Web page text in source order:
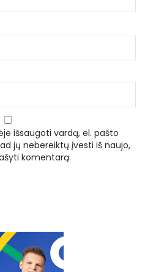
išsaugoti vardą, el. pašto
jų nebereiktų įvesti iš naujo,
komentarą.